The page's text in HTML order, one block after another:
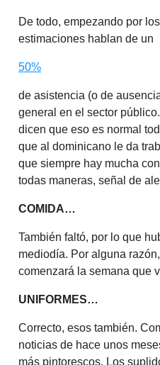
De todo, empezando por
estimaciones hablan de un
50%
de asistencia (o de
general en el sector
dicen que eso es normal
que al dominicano le da
que siempre hay mucha
todas maneras, señal de
COMIDA…
También faltó, por lo que
mediodía. Por alguna
comenzará la semana que
UNIFORMES…
Correcto, esos también.
noticias de hace unos
más pintorescos. Los